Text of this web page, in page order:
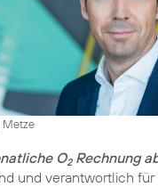
O2Rechnung
und verantwortlich